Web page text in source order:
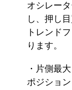
オシレー
し、押し
トレンド
ります。
・片側最
ポジション